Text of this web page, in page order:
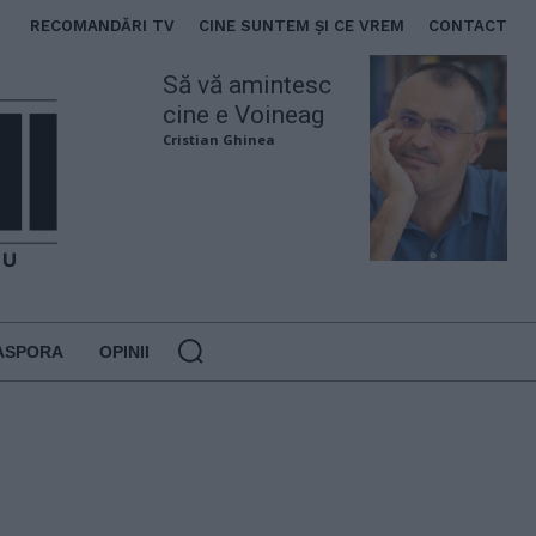
RECOMANDĂRI TV CINE SUNTEM ȘI CE VREM CONTACT
Să vă amintesc
cine e Voineag
Cristian Ghinea
OPINII